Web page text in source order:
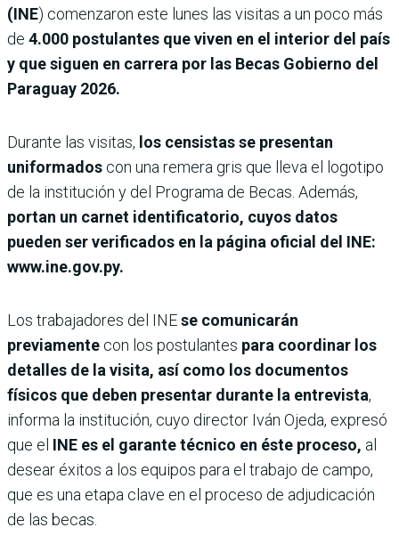
(INE) comenzaron este lunes las visitas a un poco más
de 4.000 postulantes que viven en el interior del país
y que siguen en carrera por las Becas Gobierno del
Paraguay 2026.
Durante las visitas, los censistas se presentan
uniformados con una remera gris que lleva el logotipo
de la institución y del Programa de Becas. Además,
portan un carnet identificatorio, cuyos datos
pueden ser verificados en la página oficial del INE:
www.ine.gov.py.
Los trabajadores del INEse comunicarán
previamente con los postulantes para coordinar los
detalles de la visita, así como los documentos
físicos que deben presentar durante la entrevista,
informa la institución, cuyo director Iván Ojeda, expresó
que el INE es el garante técnico en éste proceso, al
desear éxitos a los equipos para el trabajo de campo,
que es una etapa clave en el proceso de adjudicación
de las becas.